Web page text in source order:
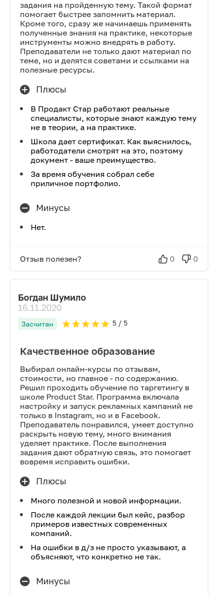
задания на пройденную тему. Такой формат
помогает быстрее запомнить материал.
Кроме того, сразу же начинаешь применять
полученные знания на практике, некоторые
инструменты можно внедрять в работу.
Преподаватели не только дают материал по
теме, но и делятся советами и ссылками на
полезные ресурсы.
Плюсы
В Продакт Стар работают реальные
специалисты, которые знают каждую тему
не в теории, а на практике.
Школа дает сертификат. Как выяснилось,
работодатели смотрят на это, поэтому
документ - ваше преимущество.
За время обучения собрал себе
приличное портфолио.
Минусы
Нет.
Отзыв полезен? 0 0
Богдан Шумило
16.11.2020
Засчитан 5/ 5
Качественное образование
Выбирал онлайн-курсы по отзывам,
стоимости, но главное - по содержанию.
Решил проходить обучение по таргетингу в
школе Product Star. Программа включала
настройку и запуск рекламных кампаний не
только в Instagram, но и в Facebook.
Преподаватель понравился, умеет доступно
раскрыть новую тему, много внимания
уделяет практике. После выполнения
задания дают обратную связь, это помогает
вовремя исправить ошибки.
Плюсы
Много полезной и новой информации.
После каждой лекции был кейс, разбор
примеров известных современных
компаний.
На ошибки в д/з не просто указывают, а
объясняют, что конкретно не так.
Минусы